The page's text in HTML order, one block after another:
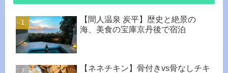
【間人温泉 炭平】歴史と絶景の
海、美食の宝庫京丹後で宿泊
【ネネチキン】骨付きvs骨なしチキ